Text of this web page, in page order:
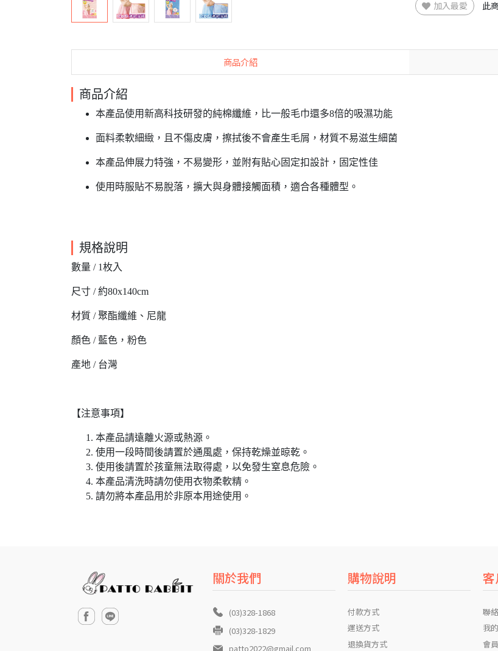
加入最愛 此
商品介紹
商品介紹
本產品使用新高科技研發的純棉纖維，比一般毛巾還多8倍的吸濕功能
面料柔軟細緻，且不傷皮膚，擦拭後不會產生毛屑，材質不易滋生細菌
本產品伸展力特強，不易變形，並附有貼心固定扣設計，固定性佳
使用時服貼不易脫落，擴大與身體接觸面積，適合各種體型。
規格說明
數量 / 1枚入
尺寸 / 約80x140cm
材質 / 聚酯纖維、尼龍
顏色 / 藍色，粉色
產地 / 台灣
【注意事項】
本產品請遠離火源或熱源。
使用一段時間後請置於通風處，保持乾燥並晾乾。
使用後請置於孩童無法取得處，以免發生窒息危險。
本產品清洗時請勿使用衣物柔軟精。
請勿將本產品用於非原本用途使用。
關於我們
(03)328-1868
(03)328-1829
patto2022@gmail.com
購物說明
付款方式
運送方式
退換貨方式
聯
我
會